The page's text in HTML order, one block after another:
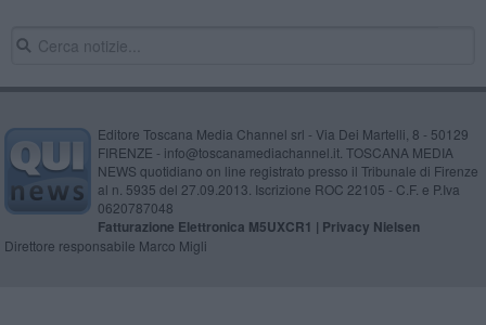
Editore Toscana Media Channel srl - Via Dei Martelli, 8 - 50129
FIRENZE - info@toscanamediachannel.it. TOSCANA MEDIA
NEWS quotidiano on line registrato presso il Tribunale di Firenze
al n. 5935 del 27.09.2013. Iscrizione ROC 22105 - C.F. e P.Iva
0620787048
Fatturazione Elettronica M5UXCR1 | Privacy Nielsen
Direttore responsabile Marco Migli